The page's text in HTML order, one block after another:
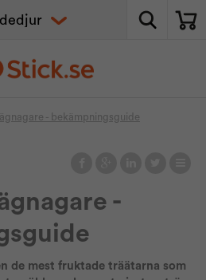
- bekämpningsguide
-
de mest fruktade träätarna som